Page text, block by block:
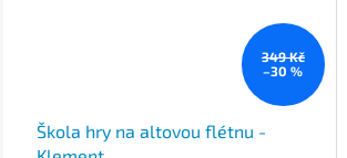
349 Kč
–30 %
Škola hry na altovou flétnu -